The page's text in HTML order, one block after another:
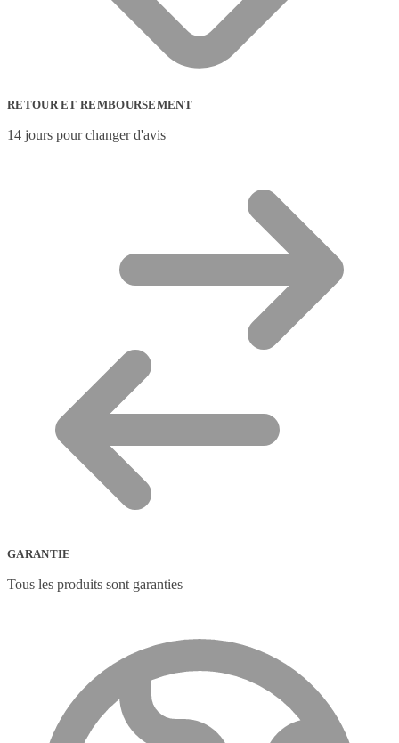
RETOUR ET REMBOURSEMENT
14 jours pour changer d'avis
GARANTIE
Tous les produits sont garanties